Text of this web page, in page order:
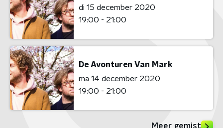
di 15 december 2020
19:00 - 21:00
De Avonturen Van Mark
ma 14 december 2020
19:00 - 21:00
Meer gemist